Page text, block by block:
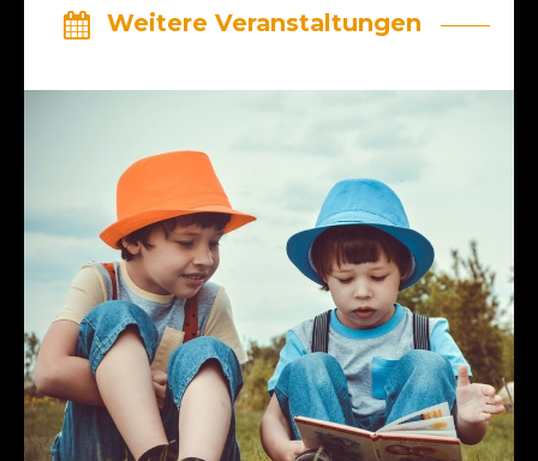
Weitere Veranstaltungen